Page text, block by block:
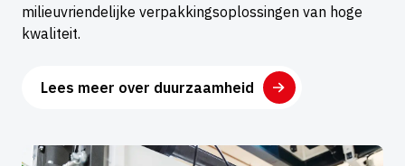
milieuvriendelijke verpakkingsoplossingen van hoge
kwaliteit.
Lees meer over duurzaamheid